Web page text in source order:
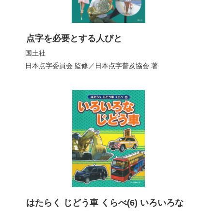
点字を必要とする人びと
国土社
日本点字委員会 監修／ 日本点字普及協会 著
はたらく じどう車 くらべ(6) いろいろな